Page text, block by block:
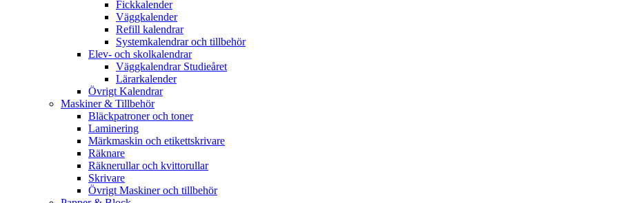
Fickkalender
Väggkalender
Refill kalendrar
Systemkalendrar och tillbehör
Elev- och skolkalendrar
Väggkalendrar Studieåret
Lärarkalender
Övrigt Kalendrar
Maskiner & Tillbehör
Bläckpatroner och toner
Laminering
Märkmaskin och etikettskrivare
Räknare
Räknerullar och kvittorullar
Skrivare
Övrigt Maskiner och tillbehör